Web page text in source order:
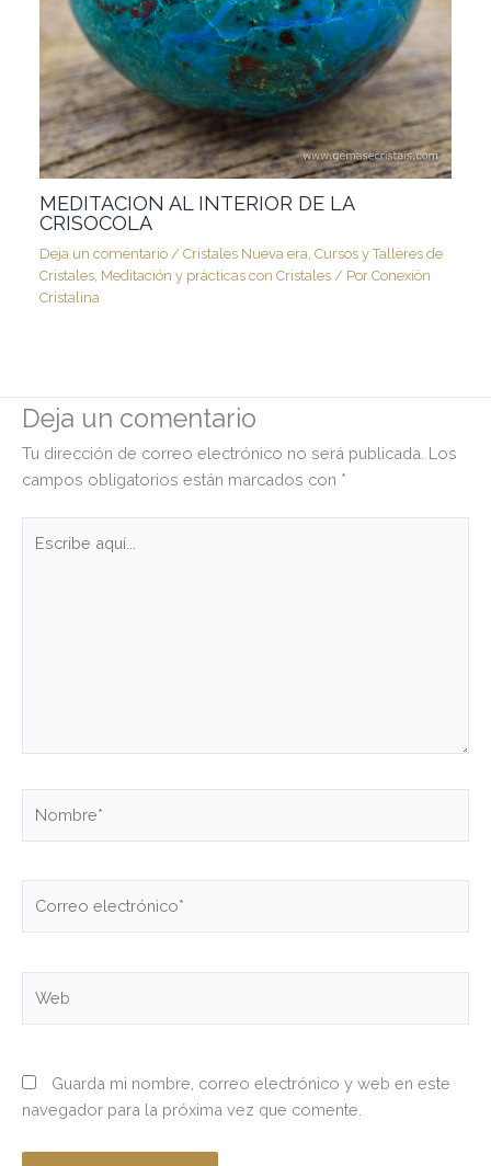
MEDITACION AL INTERIOR DE LA
CRISOCOLA
Deja un comentario /Cristales Nueva era,Cursos y Talleres de
Cristales, Meditación y prácticas con Cristales / PorConexión
Cristalina
Deja un comentario
Tu dirección de correo electrónico no será publicada. Los
campos obligatorios están marcados con *
aquí...
Guarda mi nombre, correo electrónico y web en este
navegador para la próxima vez que comente.